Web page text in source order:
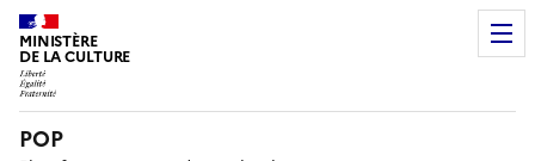
MINISTÈRE
DE LA CULTURE
POP